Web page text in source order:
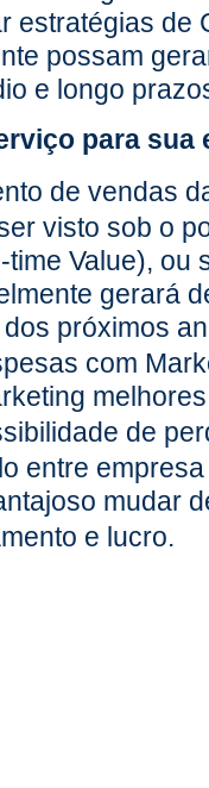
estratégias de
possam
e longo
para sua
de vendas
visto sob o
Value), ou
gerará
próximos
com
de
entre
mudar
e lucro.